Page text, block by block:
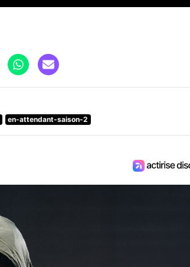
en-attendant-saison-2